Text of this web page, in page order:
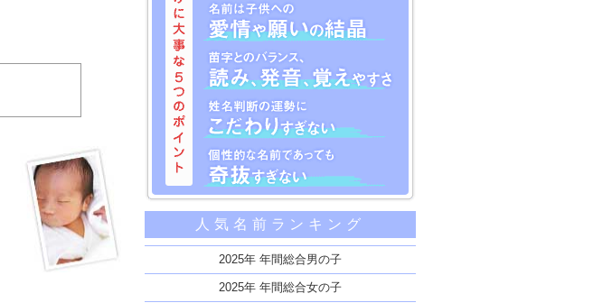
名づけに大事な5つのポイント
命名に親の責任を自覚する
名前は子供への愛情や願いの結晶
苗字とのバランス、読み、発音、覚えやすさ
姓名判断の運勢にこだわりすぎない
人気名前ランキング
2025年 年間総合男の子
2025年 年間総合女の子